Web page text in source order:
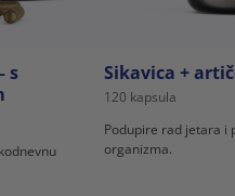
s
Sikavica +
120 kapsula
Podupire rad jetara i
organizma.